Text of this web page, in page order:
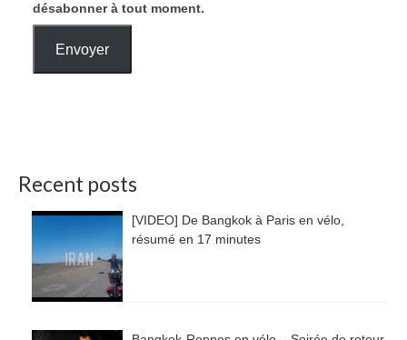
désabonner à tout moment.
Envoyer
Recent posts
[VIDEO] De Bangkok à Paris en vélo,
résumé en 17 minutes